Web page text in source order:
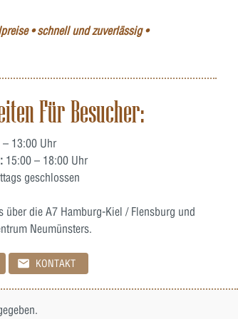
• schnell und zuverlässig •
Für Besucher:
13:00 Uhr
15:00 – 18:00 Uhr
geschlossen
über die A7 Hamburg-Kiel / Flensburg und
Neumünsters.
KONTAKT